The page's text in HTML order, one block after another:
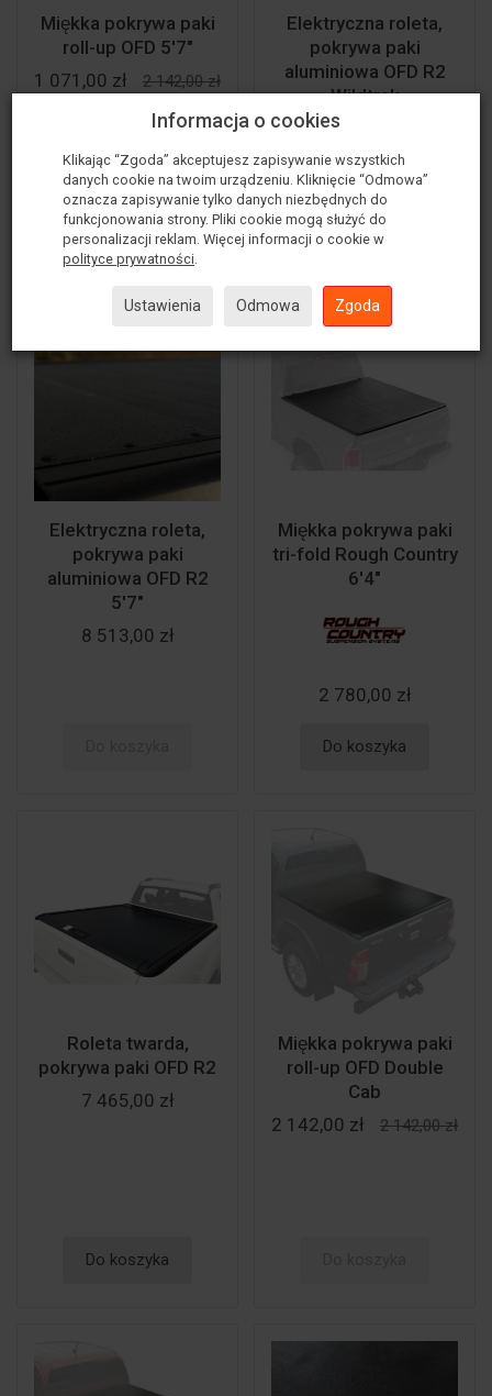
Miękka pokrywa paki
roll-up OFD 5'7"
1 071,00 zł
2 142,00 zł
Do koszyka
Elektryczna roleta,
pokrywa paki
aluminiowa OFD R2
Wildtrak
8 513,00 zł
Do koszyka
Elektryczna roleta,
pokrywa paki
aluminiowa OFD R2
5'7"
8 513,00 zł
Miękka pokrywa paki
tri-fold Rough Country
6'4"
2 780,00 zł
Do koszyka
Roleta twarda,
pokrywa paki OFD R2
7 465,00 zł
Do koszyka
Miękka pokrywa paki
roll-up OFD Double
Cab
2 142,00 zł
2 142,00 zł
Informacja o cookies
Klikając “Zgoda” akceptujesz zapisywanie wszystkich
danych cookie na twoim urządzeniu. Kliknięcie “Odmowa”
oznacza zapisywanie tylko danych niezbędnych do
funkcjonowania strony. Pliki cookie mogą służyć do
personalizacji reklam. Więcej informacji o cookie w
polityce prywatności.
Ustawienia Odmowa Zgoda